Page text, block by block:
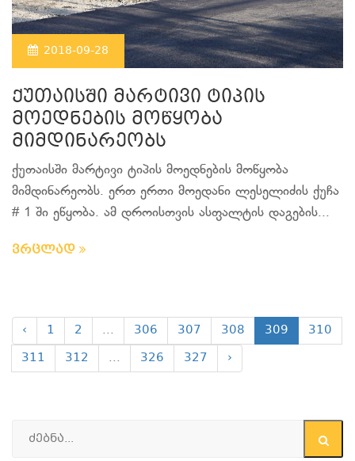
2018-09-28
ქუთაისში მარტივი ტიპის
მოედნების მოწყობა
მიმდინარეობს
ქუთაისში მარტივი ტიპის მოედნების მოწყობა
მიმდინარეობს. ერთ ერთი მოედანი ლესელიძის ქუჩა
# 1 ში ეწყობა. ამ დროისთვის ასფალტის დაგების...
ვრცლად
‹ 1 2 ... 306 307 308 309
310
311
312 ... 326 327 ›